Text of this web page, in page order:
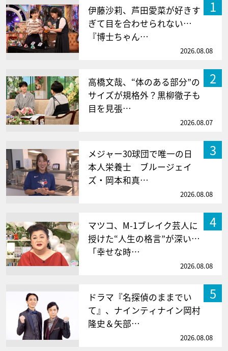
1
伊藤沙莉、芦田愛菜が好きす
ぎて目を合わせられない…
『博士ちゃん…
2026.08.08
2
高橋文哉、“体のある部分”の
サイズが規格外？黒柳徹子も
目を見張…
2026.08.07
3
メジャー30球団で唯一の日
本人栄養士 ブルージェイ
ズ・岡本和真…
2026.08.08
4
マツコ、M-1ブレイク芸人に
授けた“人生の格言”が深い…
「幸せな時…
2026.08.08
5
ドラマ『名探偵のままでい
て』、ナインティナイン岡村
隆史＆矢部…
2026.08.08